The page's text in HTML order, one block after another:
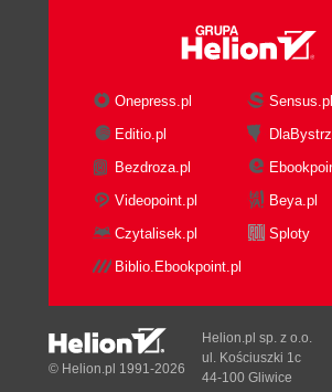
Onepress.pl
Sensus.pl
Editio.pl
Bezdroza.pl
Videopoint.pl
Beya.pl
Czytalisek.pl
Sploty
Biblio.Ebookpoint.pl
© Helion.pl 1991-2026
Helion.pl sp. z o.o.
ul. Kościuszki 1c
44-100 Gliwice